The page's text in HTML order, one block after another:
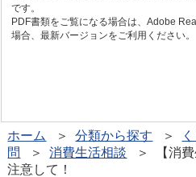
です。
PDF書類をご覧になる場合は、Adobe
場合、最新バージョンをご利用ください。
ホーム ＞分類から探す ＞
問
＞消費生活相談 ＞ 【消費
注意して！